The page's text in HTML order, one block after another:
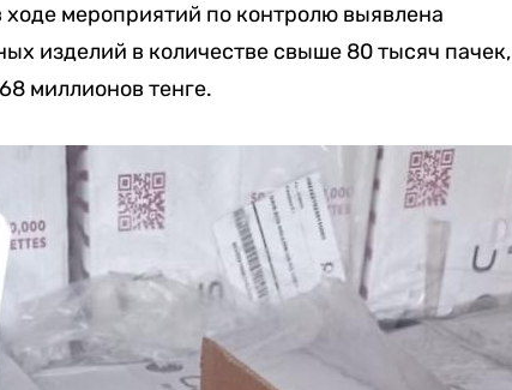
мероприятий по контролю выявлена
изделий в количестве свыше 80 тысяч пачек,
миллионов тенге.